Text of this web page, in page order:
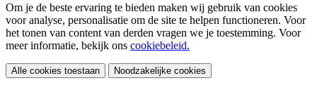
Om je de beste ervaring te bieden maken wij gebruik van cookies
voor analyse, personalisatie om de site te helpen functioneren. Voor
het tonen van content van derden vragen we je toestemming. Voor
meer informatie, bekijk ons cookiebeleid.
Alle cookies toestaan Noodzakelijke cookies